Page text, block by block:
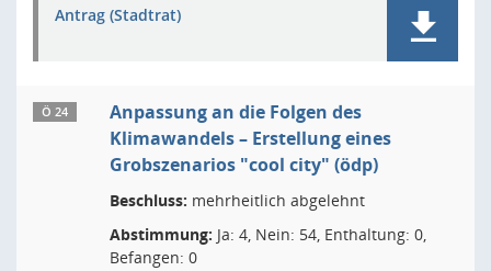
Antrag (Stadtrat)
Ö 24
Anpassung an die Folgen des
Klimawandels – Erstellung eines
Grobszenarios "cool city" (ödp)
Beschluss: mehrheitlich abgelehnt
Abstimmung: Ja: 4, Nein: 54, Enthaltung: 0,
Befangen: 0